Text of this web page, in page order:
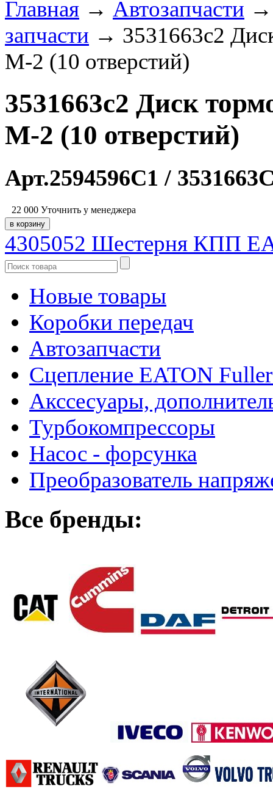
Главная → Автозапчасти
запчасти → 3531663c2
M-2 (10 отверстий)
3531663c2 Диск
M-2 (10 отверстий)
Арт.2594596C1 /
22 000 Уточнить у менеджера
4305052 Шестерня КПП
Новые товары
Коробки передач
Автозапчасти
Сцепление EATON
Акссесуары,
Турбокомпрессоры
Насос - форсунка
Преобразователь
Все бренды: